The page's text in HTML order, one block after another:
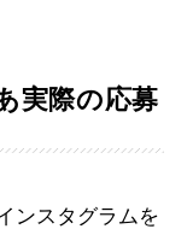
実際の応募
ンスタグラムを